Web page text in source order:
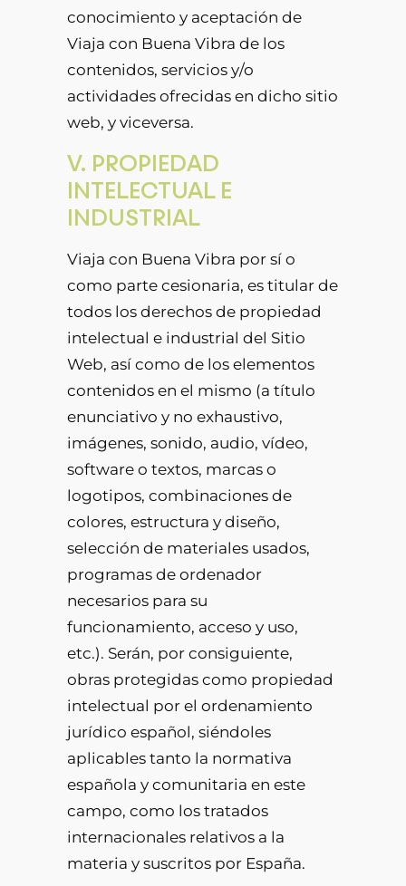
conocimiento y aceptación de
Viaja con Buena Vibra de los
contenidos, servicios y/o
actividades ofrecidas en dicho sitio
web, y viceversa.
V. PROPIEDAD
INTELECTUAL E
INDUSTRIAL
Viaja con Buena Vibra por sí o
como parte cesionaria, es titular de
todos los derechos de propiedad
intelectual e industrial del Sitio
Web, así como de los elementos
contenidos en el mismo (a título
enunciativo y no exhaustivo,
imágenes, sonido, audio, vídeo,
software o textos, marcas o
logotipos, combinaciones de
colores, estructura y diseño,
selección de materiales usados,
programas de ordenador
necesarios para su
funcionamiento, acceso y uso,
etc.). Serán, por consiguiente,
obras protegidas como propiedad
intelectual por el ordenamiento
jurídico español, siéndoles
aplicables tanto la normativa
española y comunitaria en este
campo, como los tratados
internacionales relativos a la
materia y suscritos por España.